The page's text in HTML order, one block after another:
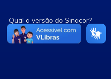
Qual a versão do Sinacor?
N/A